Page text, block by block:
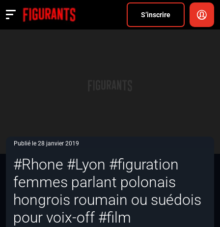
S’inscrire
Actualités
Publié le 28 janvier 2019
#Rhone #Lyon #figuration
femmes parlant polonais
hongrois roumain ou suédois
pour voix-off #film